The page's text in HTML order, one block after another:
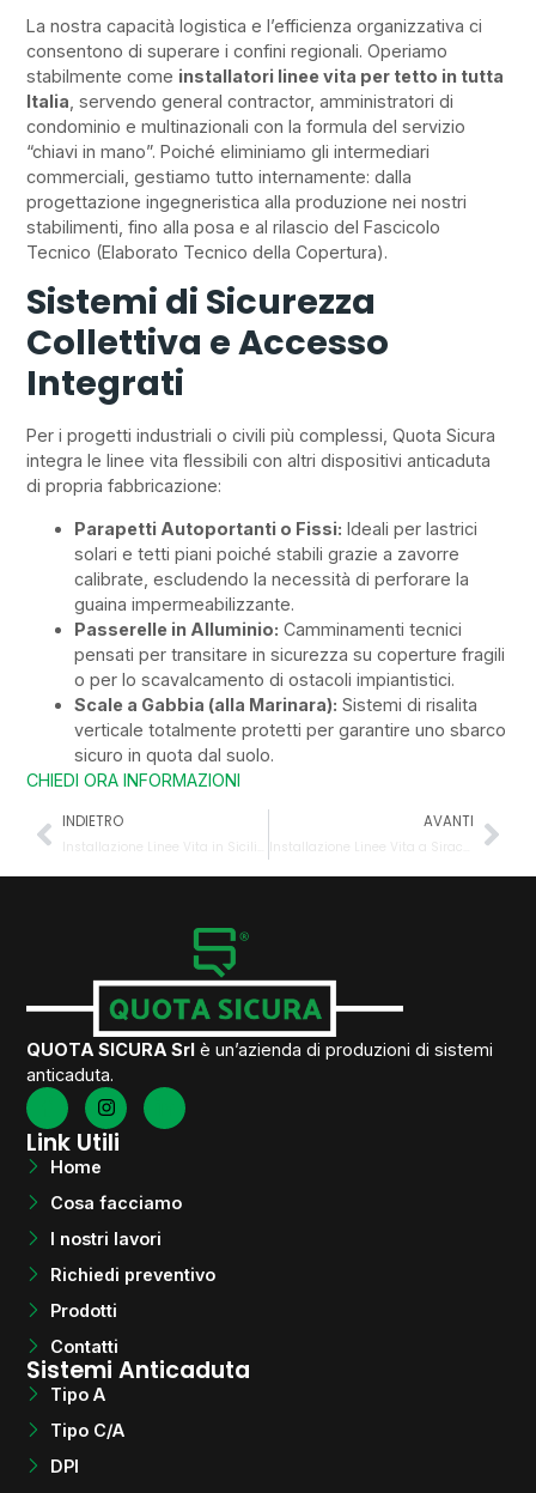
La nostra capacità logistica e l’efficienza organizzativa ci
consentono di superare i confini regionali. Operiamo
stabilmente come installatori linee vita per tetto in tutta
Italia , servendo general contractor, amministratori di
condominio e multinazionali con la formula del servizio
“chiavi in mano”. Poiché eliminiamo gli intermediari
commerciali, gestiamo tutto internamente: dalla
progettazione ingegneristica alla produzione nei nostri
stabilimenti, fino alla posa e al rilascio del Fascicolo
Tecnico (Elaborato Tecnico della Copertura).
Sistemi di Sicurezza
Collettiva e Accesso
Integrati
Per i progetti industriali o civili più complessi, Quota Sicura
integra le linee vita flessibili con altri dispositivi anticaduta
di propria fabbricazione:
Parapetti Autoportanti o Fissi: Ideali per lastrici
solari e tetti piani poiché stabili grazie a zavorre
calibrate, escludendo la necessità di perforare la
guaina impermeabilizzante.
Passerelle in Alluminio: Camminamenti tecnici
pensati per transitare in sicurezza su coperture fragili
o per lo scavalcamento di ostacoli impiantistici.
Scale a Gabbia (alla Marinara): Sistemi di risalita
verticale totalmente protetti per garantire uno sbarco
sicuro in quota dal suolo.
CHIEDI ORA INFORMAZIONI
INDIETRO AVANTI
QUOTA SICURA Srl è un’azienda di produzioni di sistemi
anticaduta.
Link Utili
Home
Cosa facciamo
I nostri lavori
Richiedi preventivo
Prodotti
Contatti
Sistemi Anticaduta
Tipo A
Tipo C/A
DPI